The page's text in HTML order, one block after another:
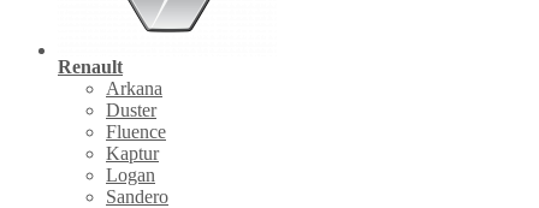
Renault
Arkana
Duster
Fluence
Kaptur
Logan
Sandero